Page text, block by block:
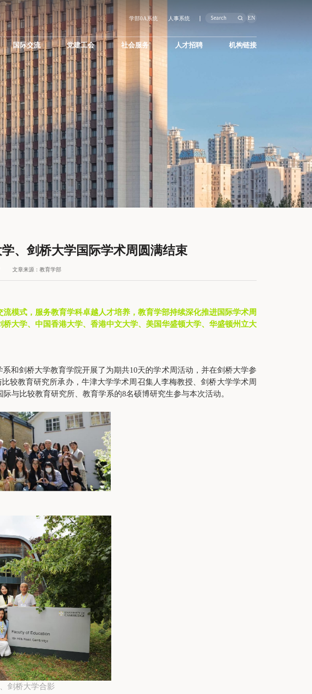
学部0A系统 人事系统 EN
国际交流 党建工会 社会服务 人才招聘 机构链接
、剑桥大学国际学术周圆满结束
文章来源：教育学部
模式，服务教育学科卓越人才培养，教育学部持续深化推进国际学术周
大学、中国香港大学、香港中文大学、美国华盛顿大学、华盛顿州立大
和剑桥大学教育学院开展了为期共10天的学术周活动，并在剑桥大学参
较教育研究所承办，牛津大学学术周召集人李梅教授、剑桥大学学术周
与比较教育研究所、教育学系的8名硕博研究生参与本次活动。
剑桥大学合影